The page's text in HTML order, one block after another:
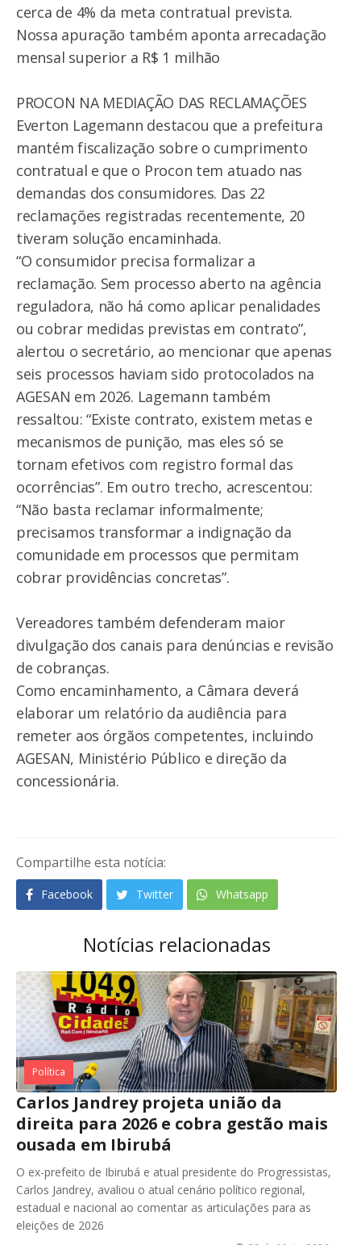
cerca de 4% da meta contratual prevista.
Nossa apuração também aponta arrecadação
mensal superior a R$ 1 milhão
PROCON NA MEDIAÇÃO DAS RECLAMAÇÕES
Everton Lagemann destacou que a prefeitura
mantém fiscalização sobre o cumprimento
contratual e que o Procon tem atuado nas
demandas dos consumidores. Das 22
reclamações registradas recentemente, 20
tiveram solução encaminhada.
“O consumidor precisa formalizar a
reclamação. Sem processo aberto na agência
reguladora, não há como aplicar penalidades
ou cobrar medidas previstas em contrato”,
alertou o secretário, ao mencionar que apenas
seis processos haviam sido protocolados na
AGESAN em 2026. Lagemann também
ressaltou: “Existe contrato, existem metas e
mecanismos de punição, mas eles só se
tornam efetivos com registro formal das
ocorrências”. Em outro trecho, acrescentou:
“Não basta reclamar informalmente;
precisamos transformar a indignação da
comunidade em processos que permitam
cobrar providências concretas”.
Vereadores também defenderam maior
divulgação dos canais para denúncias e revisão
de cobranças.
Como encaminhamento, a Câmara deverá
elaborar um relatório da audiência para
remeter aos órgãos competentes, incluindo
AGESAN, Ministério Público e direção da
concessionária.
Compartilhe esta notícia:
Facebook Twitter Whatsapp
Notícias relacionadas
Política
Carlos Jandrey projeta união da
direita para 2026 e cobra gestão mais
ousada em Ibirubá
O ex-prefeito de Ibirubá e atual presidente do Progressistas,
Carlos Jandrey, avaliou o atual cenário político regional,
estadual e nacional ao comentar as articulações para as
eleições de 2026